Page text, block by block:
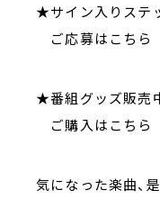
★サイン入りステ
ご応募はこち
★番組グッズ販売
ご購入はこち
気になった楽曲、